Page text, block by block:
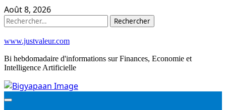
Skip
to
Août 8, 2026
Rechercher :
www.justvaleur.com
Bi hebdomadaire d'informations sur Finances, Economie et
Intelligence Artificielle